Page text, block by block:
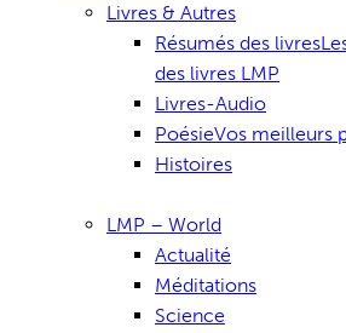
Livres & Autres
Résumés des livres
des livres LMP
Livres-Audio
PoésieVos meilleurs
Histoires
LMP – World
Actualité
Méditations
Science